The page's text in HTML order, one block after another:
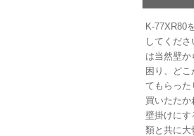
K-77XR80
してくだ
は当然壁
困り、ど
てもらった
買いたたか
壁掛けにす
類と共に大